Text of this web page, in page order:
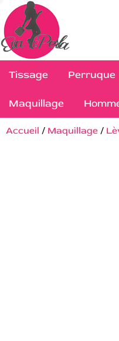
Tissage Perruque
Maquillage
Accueil / Maquillage /